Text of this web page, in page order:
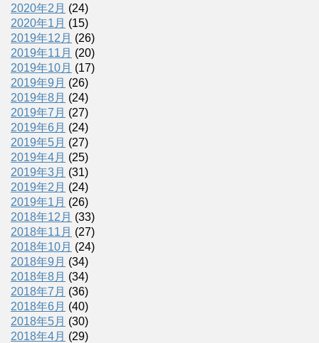
2020年2月 (24)
2020年1月 (15)
2019年12月 (26)
2019年11月 (20)
2019年10月 (17)
2019年9月 (26)
2019年8月 (24)
2019年7月 (27)
2019年6月 (24)
2019年5月 (27)
2019年4月 (25)
2019年3月 (31)
2019年2月 (24)
2019年1月 (26)
2018年12月 (33)
2018年11月 (27)
2018年10月 (24)
2018年9月 (34)
2018年8月 (34)
2018年7月 (36)
2018年6月 (40)
2018年5月 (30)
2018年4月 (29)